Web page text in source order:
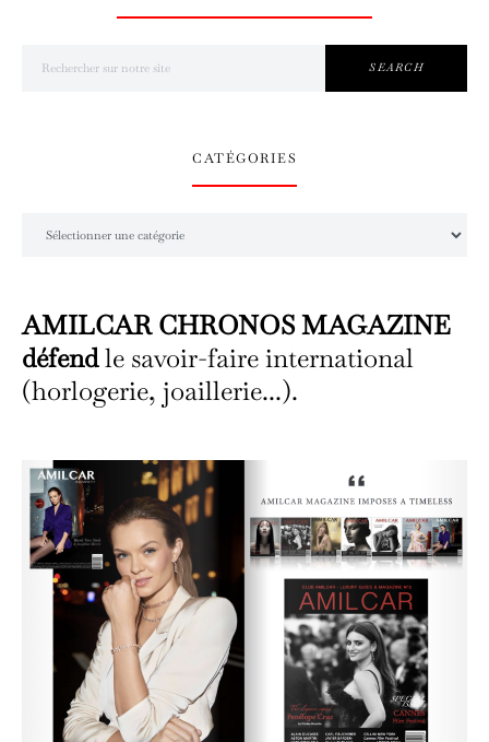
SEARCH
CATÉGORIES
AMILCAR CHRONOS MAGAZINE
défendle savoir-faire international
(horlogerie, joaillerie...).